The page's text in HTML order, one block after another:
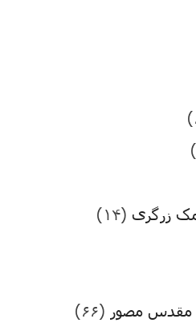
زرگری (۱۴)
مقدس مصور (۶۶)